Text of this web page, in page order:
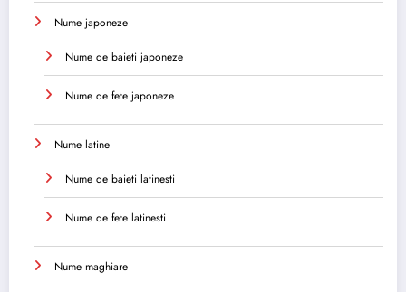
Nume japoneze
Nume de baieti japoneze
Nume de fete japoneze
Nume latine
Nume de baieti latinesti
Nume de fete latinesti
Nume maghiare